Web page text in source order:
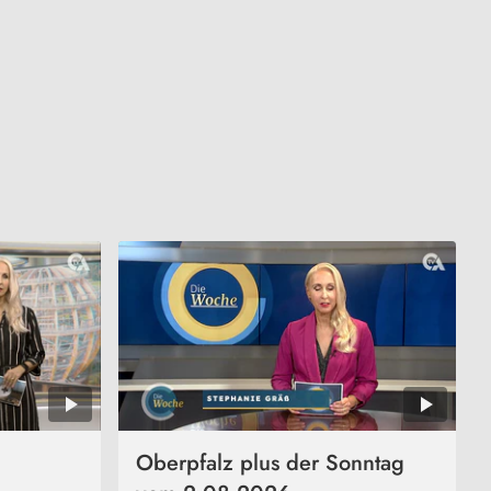
Oberpfalz plus der Sonntag